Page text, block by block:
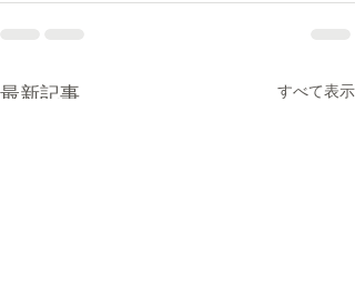
最新記事 すべて表示